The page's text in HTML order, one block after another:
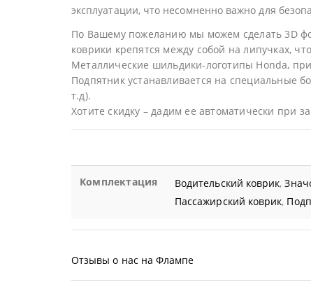
эксплуатации, что несомненно важно для
По Вашему пожеланию мы можем сделать 3D
коврики крепятся между собой на липучках,
Металлические шильдики-логотипы Honda,
Подпятник устанавливается на специальные
т.д).
Хотите скидку – дадим ее автоматически при
Комплектация Водительский коврик,
Пассажирский коврик,
Отзывы о нас на Флампе